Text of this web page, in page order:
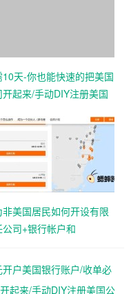
10天-你也能快速的把美国
开起来/手动DIY注册美国
非美国居民如何开设有限
公司+银行帐户和
户美国银行账户/收单必
起来/手动DIY注册美国公